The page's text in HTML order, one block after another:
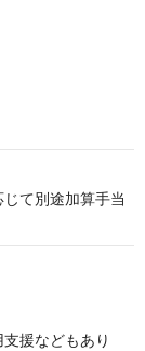
て別途加算手当
援などもあり